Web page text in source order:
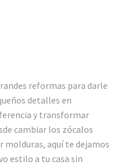
reformas para darle
detalles en
y transformar
cambiar los zócalos
aquí te dejamos
estilo a tu casa sin